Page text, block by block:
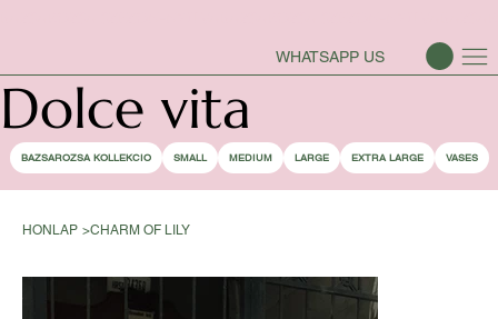
WHATSAPP US
Dolce vita
BAZSAROZSA KOLLEKCIO SMALL MEDIUM LARGE EXTRA LARGE VASES
HONLAP >CHARM OF LILY